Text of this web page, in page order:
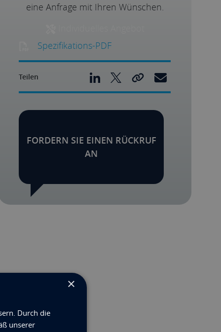
eine Anfrage mit Ihren Wünschen.
Spezifikations-PDF
Teilen
FORDERN SIE EINEN RÜCKRUF
AN
×
Durch die
unserer